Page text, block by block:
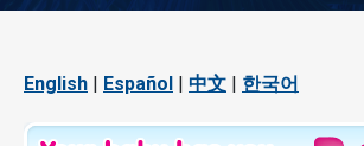
English | Español | 中文 | 한국어